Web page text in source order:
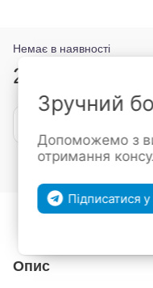
Немає в наявності
239 грн
Увійтидля
До обраного
Опис
Зручний
Допоможемо з
отримання
Підписатися